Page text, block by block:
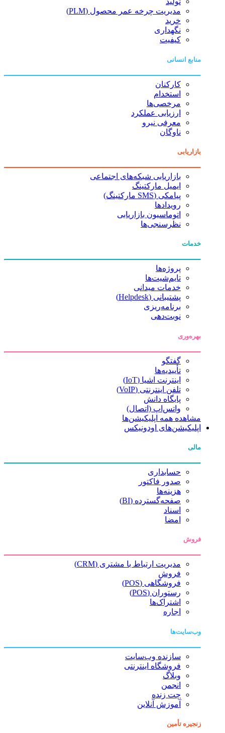
مدیریت چرخه عمر محصول (PLM)
خرید
نگهداری
کیفیت
منابع انسانی
کارکنان
استخدام
مرخصی‌ها
ارزیابی عملکرد
معرفی نیرو
ناوگان
بازاریابی
بازاریابی شبکه‌های اجتماعی
ایمیل مارکتینگ
پیامکی (SMS مارکتینگ)
رویدادها
اتوماسیون بازاریابی
نظرسنجی‌ها
خدمات
پروژه‌ها
تایم‌شیت‌ها
خدمات میدانی
پشتیبانی (Helpdesk)
برنامه‌ریزی
نوبت‌دهی
بهره‌وری
گفتگو
تأییدیه‌ها
اینترنت اشیا (IoT)
تلفن اینترنتی (VoIP)
پایگاه دانش
واتس‌اپ (اتصال)
مشاهده همه اپلیکیشن‌ها
اپلیکیشن‌های اودونیکس
مالی
حسابداری
صدور فاکتور
هزینه‌ها
صفحه‌گسترده (BI)
اسناد
امضا
فروش
مدیریت ارتباط با مشتری (CRM)
فروش
فروشگاهی (POS)
رستوران (POS)
اشتراک‌ها
اجاره
وب‌سایت‌ها
سازنده وب‌سایت
فروشگاه اینترنتی
وبلاگ
انجمن
چت زنده
آموزش آنلاین
زنجیره تأمین